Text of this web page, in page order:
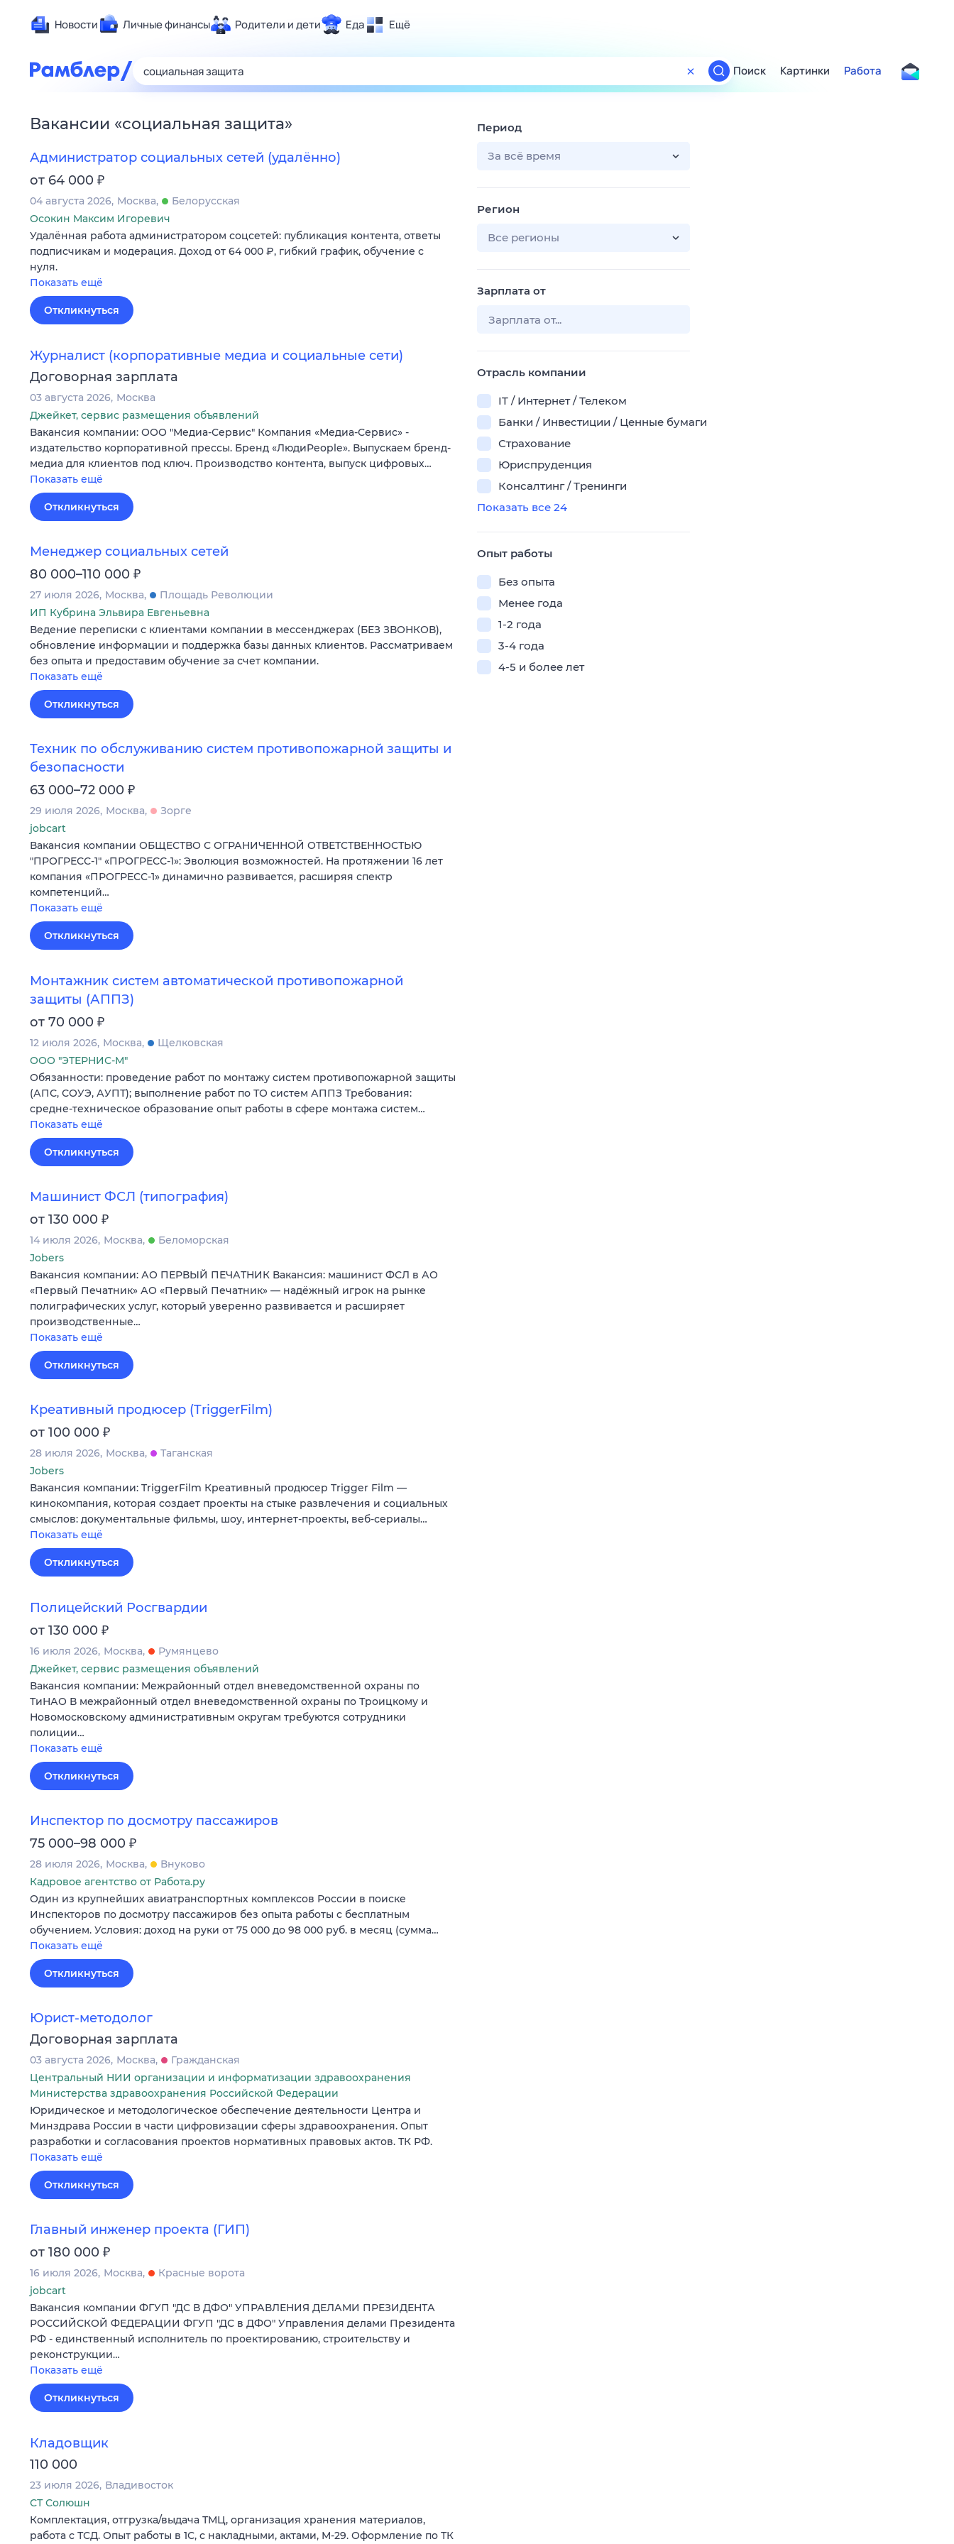
Новости Личные финансы Родители и дети Еда Ещё
Развлечения и отдых
Спорт
Карьера
Сберегаем вместе
Гороскопы
Поиск
ТВ-программа
Поиск Картинки Работа
Вакансии «социальная защита»
Администратор социальных сетей (удалённо)
от 64 000 ₽
04 августа 2026 Москва
Белорусская
Осокин Максим Игоревич
Удалённая работа администратором соцсетей: публикация контента, ответы
подписчикам и модерация. Доход от 64 000 ₽, гибкий график, обучение с
нуля.
Показать ещё
Откликнуться
Журналист (корпоративные медиа и социальные сети)
Договорная зарплата
03 августа 2026 Москва
Джейкет, сервис размещения объявлений
Вакансия компании: ООО "Медиа-Сервис" Компания «Медиа-Сервис» -
издательство корпоративной прессы. Бренд «ЛюдиPeople». Выпускаем бренд-
медиа для клиентов под ключ. Производство контента, выпуск цифровых…
Показать ещё
Откликнуться
Менеджер социальных сетей
80 000–110 000 ₽
27 июля 2026 Москва
Площадь Революции
ИП Кубрина Эльвира Евгеньевна
Ведение переписки с клиентами компании в мессенджерах (БЕЗ ЗВОНКОВ),
обновление информации и поддержка базы данных клиентов. Рассматриваем
без опыта и предоставим обучение за счет компании.
Показать ещё
Откликнуться
Техник по обслуживанию систем противопожарной защиты и
безопасности
63 000–72 000 ₽
29 июля 2026 Москва
Зорге
jobcart
Вакансия компании ОБЩЕСТВО С ОГРАНИЧЕННОЙ ОТВЕТСТВЕННОСТЬЮ
"ПРОГРЕСС-1" «ПРОГРЕСС-1»: Эволюция возможностей. На протяжении 16 лет
компания «ПРОГРЕСС-1» динамично развивается, расширяя спектр
компетенций…
Показать ещё
Откликнуться
Монтажник систем автоматической противопожарной
защиты (АППЗ)
от 70 000 ₽
12 июля 2026 Москва
Щелковская
ООО "ЭТЕРНИС-М"
Обязанности: проведение работ по монтажу систем противопожарной защиты
(АПС, СОУЭ, АУПТ); выполнение работ по ТО систем АППЗ Требования:
средне-техническое образование опыт работы в сфере монтажа систем…
Показать ещё
Откликнуться
Машинист ФСЛ (типография)
от 130 000 ₽
14 июля 2026 Москва
Беломорская
Jobers
Вакансия компании: АО ПЕРВЫЙ ПЕЧАТНИК Вакансия: машинист ФСЛ в АО
«Первый Печатник» АО «Первый Печатник» — надёжный игрок на рынке
полиграфических услуг, который уверенно развивается и расширяет
производственные…
Показать ещё
Откликнуться
Креативный продюсер (TriggerFilm)
от 100 000 ₽
28 июля 2026 Москва
Таганская
Jobers
Вакансия компании: TriggerFilm Креативный продюсер Trigger Film —
кинокомпания, которая создает проекты на стыке развлечения и социальных
смыслов: документальные фильмы, шоу, интернет-проекты, веб-сериалы…
Показать ещё
Откликнуться
Полицейский Росгвардии
от 130 000 ₽
16 июля 2026 Москва
Румянцево
Джейкет, сервис размещения объявлений
Вакансия компании: Межрайонный отдел вневедомственной охраны по
ТиНАО В межрайонный отдел вневедомственной охраны по Троицкому и
Новомосковскому административным округам требуются сотрудники
полиции…
Показать ещё
Откликнуться
Инспектор по досмотру пассажиров
75 000–98 000 ₽
28 июля 2026 Москва
Внуково
Кадровое агентство от Работа.ру
Один из крупнейших авиатранспортных комплексов России в поиске
Инспекторов по досмотру пассажиров без опыта работы с бесплатным
обучением. Условия: доход на руки от 75 000 до 98 000 руб. в месяц (сумма…
Показать ещё
Откликнуться
Юрист-методолог
Договорная зарплата
03 августа 2026 Москва
Гражданская
Центральный НИИ организации и информатизации здравоохранения
Министерства здравоохранения Российской Федерации
Юридическое и методологическое обеспечение деятельности Центра и
Минздрава России в части цифровизации сферы здравоохранения. Опыт
разработки и согласования проектов нормативных правовых актов. ТК РФ.
Показать ещё
Откликнуться
Главный инженер проекта (ГИП)
от 180 000 ₽
16 июля 2026 Москва
Красные ворота
jobcart
Вакансия компании ФГУП "ДС В ДФО" УПРАВЛЕНИЯ ДЕЛАМИ ПРЕЗИДЕНТА
РОССИЙСКОЙ ФЕДЕРАЦИИ ФГУП "ДС в ДФО" Управления делами Президента
РФ - единственный исполнитель по проектированию, строительству и
реконструкции…
Показать ещё
Откликнуться
Кладовщик
110 000
23 июля 2026 Владивосток
СТ Солюшн
Комплектация, отгрузка/выдача ТМЦ, организация хранения материалов,
работа с ТСД. Опыт работы в 1С, с накладными, актами, М-29. Оформление по ТК
Период
За всё время
Регион
Все регионы
Зарплата от
Отрасль компании
IT / Интернет / Телеком
Банки / Инвестиции / Ценные бумаги
Страхование
Юриспруденция
Консалтинг / Тренинги
Показать все 24
Опыт работы
Без опыта
Менее года
1-2 года
3-4 года
4-5 и более лет